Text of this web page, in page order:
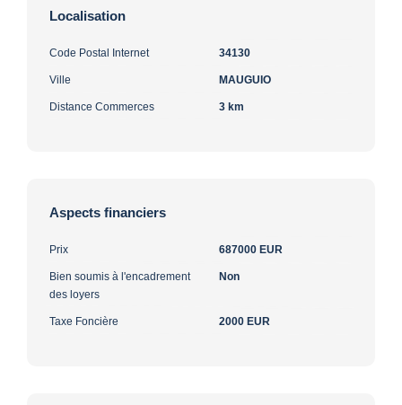
Localisation
Code Postal Internet 34130
Ville MAUGUIO
Distance Commerces 3 km
Aspects financiers
Prix 687000 EUR
Bien soumis à l'encadrement
des loyers
Non
Taxe Foncière 2000 EUR